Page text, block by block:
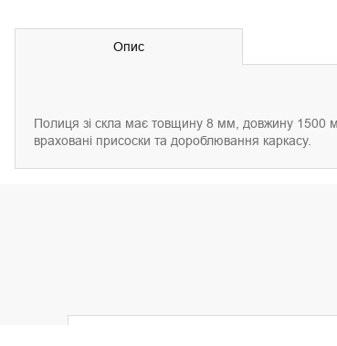
Опис
Полиця зі скла має товщину 8 мм, довжину 1500
враховані присоски та дороблювання каркасу.